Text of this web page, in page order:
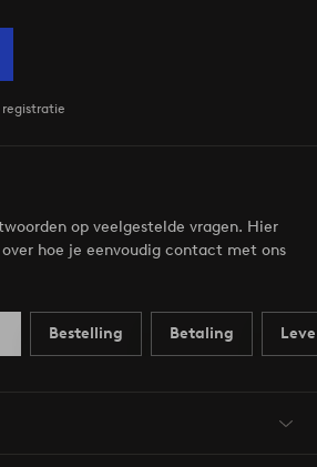
op veelgestelde vragen. Hier
hoe je eenvoudig contact met ons
Bestelling Betaling